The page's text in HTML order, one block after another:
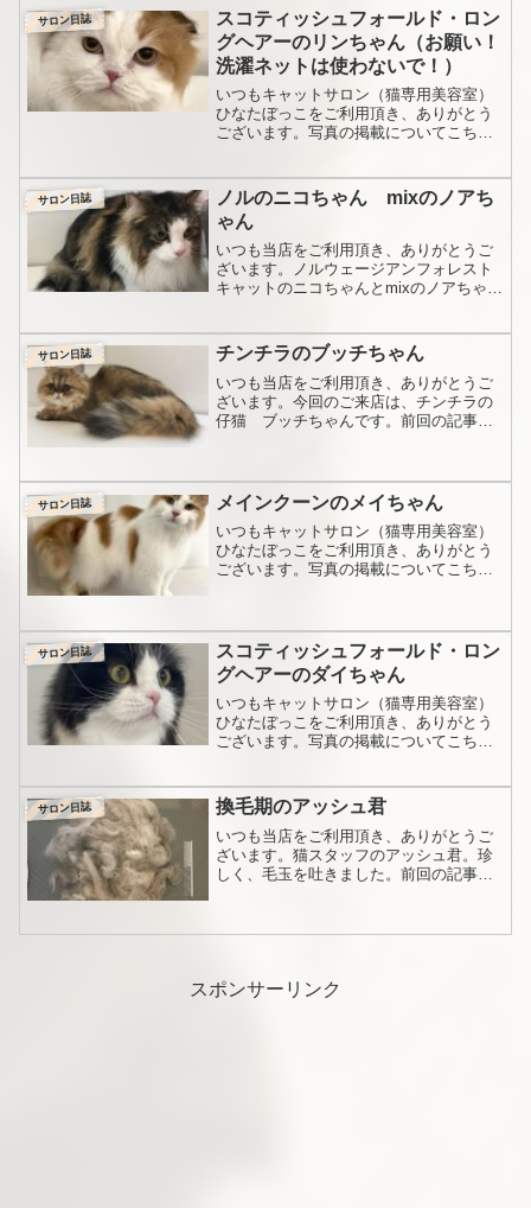
サロン日誌
スコティッシュフォールド・ロン
グヘアーのリンちゃん（お願い！
洗濯ネットは使わないで！）
いつもキャットサロン（猫専用美容室）
ひなたぼっこをご利用頂き、ありがとう
ございます。写真の掲載についてこちら
「施術中、どんな様子だったんだろう」
などとてもお気になさると...
サロン日誌
ノルのニコちゃん mixのノアち
ゃん
いつも当店をご利用頂き、ありがとうご
ざいます。ノルウェージアンフォレスト
キャットのニコちゃんとmixのノアちゃん
子です。今回全体的に短くして欲しいと
のご希望ですので、シザ...
サロン日誌 チンチラのブッチちゃん
いつも当店をご利用頂き、ありがとうご
ざいます。今回のご来店は、チンチラの
仔猫 ブッチちゃんです。前回の記事は
いのに？」と担当が不思議がっておりま
した。体ができてきて、そ...
サロン日誌 メインクーンのメイちゃん
いつもキャットサロン（猫専用美容室）
ひなたぼっこをご利用頂き、ありがとう
ございます。写真の掲載についてこちら
などとてもお気になさると...
サロン日誌
スコティッシュフォールド・ロン
グヘアーのダイちゃん
いつもキャットサロン（猫専用美容室）
ひなたぼっこをご利用頂き、ありがとう
ございます。写真の掲載についてこちら
「施術中、どんな様子だったんだろう」
などとてもお気になさると...
サロン日誌 換毛期のアッシュ君
いつも当店をご利用頂き、ありがとうご
ざいます。猫スタッフのアッシュ君。珍
しく、毛玉を吐きました。前回の記事は
た。かなりの量がとれました。それで
スポンサーリンク